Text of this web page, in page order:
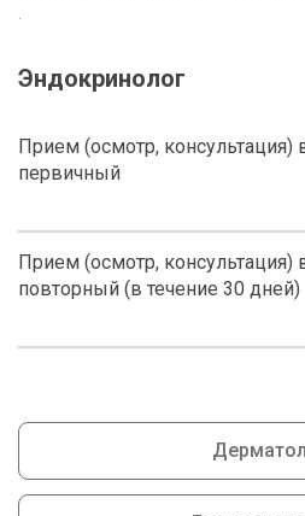
.
Эндокринолог
Прием (осмотр, консультация)
первичный
Прием (осмотр, консультация)
повторный (в течение 30 дней)